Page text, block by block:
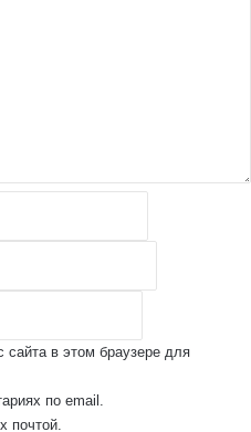
в этом браузере для
по email.
почтой.